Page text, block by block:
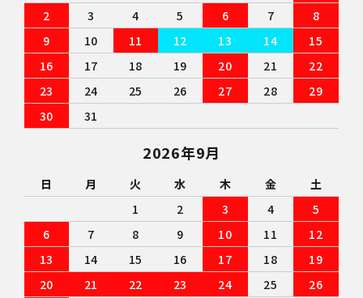
2
3 4 5 6 7
8
9
10 11 12 13 14
15
16
17 18 19 20 21
22
23
24 25 26 27 28
29
30
31
2026年9月
日 月 火 水 木 金
土
1
2 3 4
5
6
7 8 9 10 11
12
13
14 15 16 17 18
19
20
21 22 23 24 25
26